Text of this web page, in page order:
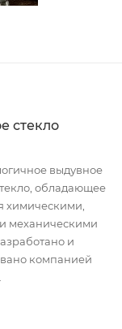
стекло
выдувное
обладающее
химическими,
механическими
и
компанией